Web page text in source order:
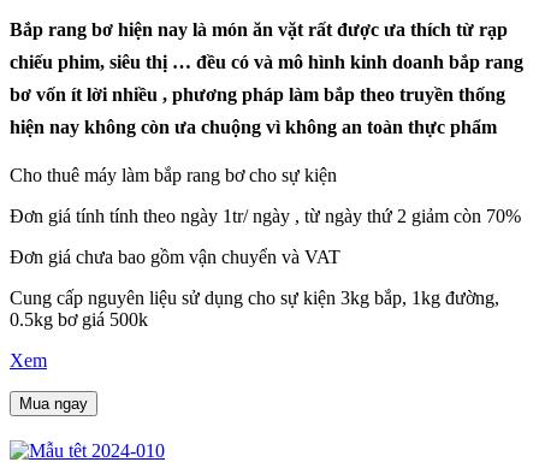
Bắp rang bơ hiện nay là món ăn vặt rất được ưa thích từ rạp
chiếu phim, siêu thị … đều có và mô hình kinh doanh bắp rang
bơ vốn ít lời nhiều , phương pháp làm bắp theo truyền thống
hiện nay không còn ưa chuộng vì không an toàn thực phẩm
Cho thuê máy làm bắp rang bơ cho sự kiện
Đơn giá tính tính theo ngày 1tr/ ngày , từ ngày thứ 2 giảm còn 70%
Đơn giá chưa bao gồm vận chuyển và VAT
Cung cấp nguyên liệu sử dụng cho sự kiện 3kg bắp, 1kg đường,
0.5kg bơ giá 500k
Xem
Mua ngay